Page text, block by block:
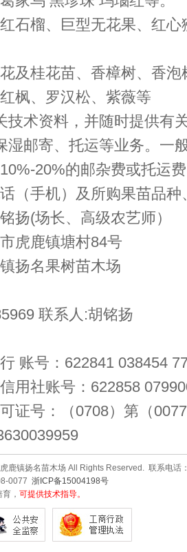
石榴、巨型无花果、红
及桂花苗、香樟树、香
枫、罗汉松、紫薇等
技术资料，并随时提供有
湿邮寄、托运等业务。一
20%的邮杂费或托运
（手机）及所购果苗品
扬(场长、高级农艺师）
虎鹿镇塘村84号
扬名果树苗木场
联系人:胡铭扬
账号：622841 038454
用社账号：622858
证号：（0708）第（
鹿镇扬名苗木场 All Rights Reserved. 联系电话
0077 浙ICP备15004198号
， 可提供技术指导。